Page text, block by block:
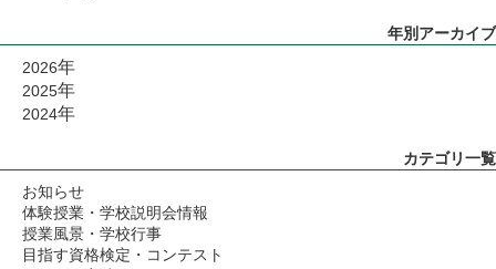
年別アーカイブ
2026年
2025年
2024年
カテゴリ一覧
お知らせ
体験授業・学校説明会情報
授業風景・学校行事
目指す資格検定・コンテスト